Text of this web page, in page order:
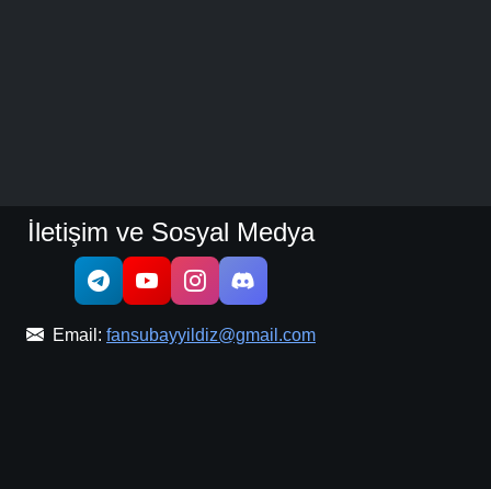
İletişim ve Sosyal Medya
Email: fansubayyildiz@gmail.com